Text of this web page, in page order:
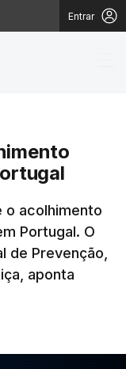
Entrar
o acolhimento
Portugal. O
de Prevenção,
aponta